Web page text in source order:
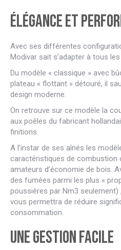
Élégance et
Avec ses différentes
Modivar sait s’adapter à tous
Du modèle « classique » avec
plateau « flottant » détouré, il
design moderne.
On retrouve sur ce modèle la
aux poêles du fabricant
finitions.
A l’instar de ses aînés les
caractéristiques de combustion
amateurs d’économie de bois.
des fumées parmi les plus «
poussières par Nm3 seulement)
vous permettra de réduire
consommation.
Une gestion facile